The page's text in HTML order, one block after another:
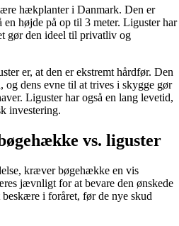
hækplanter i Danmark. Den er
højde på op til 3 meter. Liguster har
gør den ideel til privatliv og
er, at den er ekstremt hårdfør. Den
og dens evne til at trives i skygge gør
Liguster har også en lang levetid,
investering.
vs. liguster
kræver bøgehække en vis
jævnligt for at bevare den ønskede
i foråret, før de nye skud